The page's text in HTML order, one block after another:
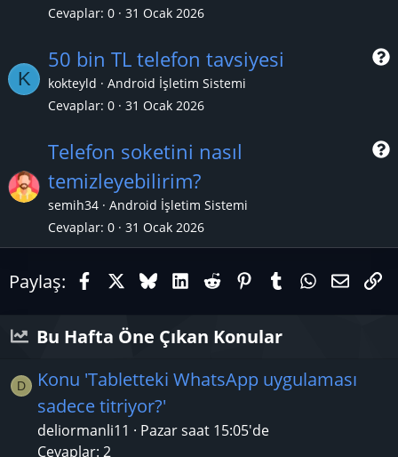
Cevaplar 0 31 Ocak 2026
K
S
50 bin TL telefon tavsiyesi
kokteyld
Android İşletim Sistemi
Cevaplar 0 31 Ocak 2026
S
Telefon soketini nasıl
temizleyebilirim?
semih34
Android İşletim Sistemi
Cevaplar 0 31 Ocak 2026
Paylaş: FacebookX (Twitter)
BlueskyLinkedIn
RedditPinterestTumblrE-
Bu Hafta Öne Çıkan Konular
D
Konu 'Tabletteki WhatsApp uygulaması
sadece titriyor?'
deliormanli11
Pazar saat 15:05'de
Cevaplar: 2